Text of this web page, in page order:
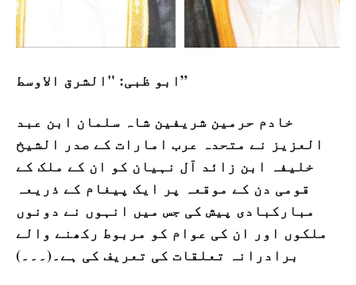
ابو ظبی: "الشرق الاوسط”
خادم حرمین شریفین شاہ سلمان ابن عبد
العزیز نے متحدہ عرب امارات کے صدر الشیخ
خلیفہ ابن زائد آل نہیان کو ان کے ملک کے
قومی دن کے موقعہ پر ایک پیغام کے ذریعہ
مبارکبادی پیش کی جس میں انہوں نے دونوں
ملکوں اور ان کی عوام کو مربوط رکھنے والے
برادرانہ تعلقات کی تعریف کی ہے۔(۔۔۔)